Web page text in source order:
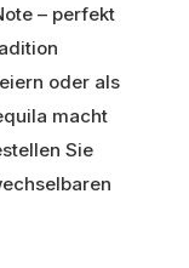
– perfekt
oder als
macht
Sie